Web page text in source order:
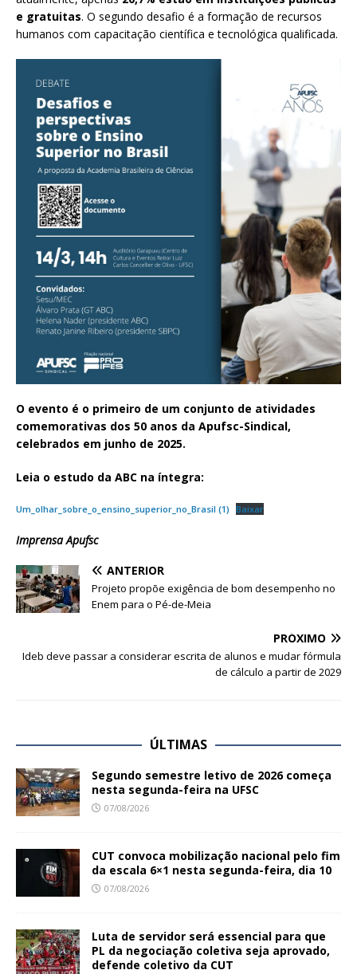
e gratuitas. O segundo desafio é a formação de recursos
humanos com capacitação científica e tecnológica qualificada.
O evento é o primeiro de um conjunto de atividades
comemorativas dos 50 anos da Apufsc-Sindical,
celebrados em junho de 2025.
Leia o estudo da ABC na íntegra:
Um_olhar_sobre_o_ensino_superior_no_Brasil (1) Baixar
Imprensa Apufsc
ANTERIOR
Projeto propõe exigência de bom desempenho no
Enem para o Pé-de-Meia
PRÓXIMO
Ideb deve passar a considerar escrita de alunos e mudar fórmula
de cálculo a partir de 2029
ÚLTIMAS
Segundo semestre letivo de 2026 começa
nesta segunda-feira na UFSC
07/08/2026
CUT convoca mobilização nacional pelo fim
da escala 6×1 nesta segunda-feira, dia 10
07/08/2026
Luta de servidor será essencial para que
PL da negociação coletiva seja aprovado,
defende coletivo da CUT